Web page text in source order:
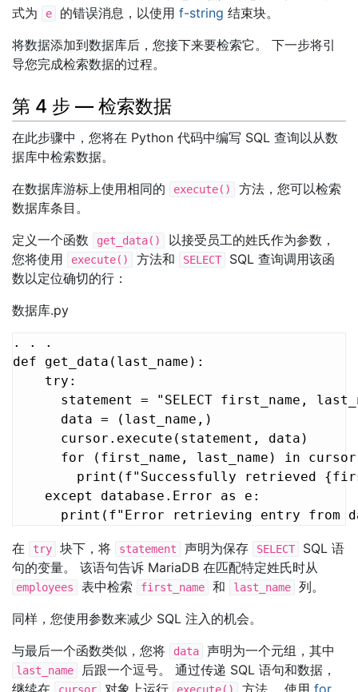
式为
e 的错误消息，以使用 f-string 结束块。
将数据添加到数据库后，您接下来要检索它。 下一步将引
导您完成检索数据的过程。
第 4 步 — 检索数据
在此步骤中，您将在 Python 代码中编写 SQL 查询以从数
据库中检索数据。
在数据库游标上使用相同的
execute()
方法，您可以检索
数据库条目。
定义一个函数
get_data()
以接受员工的姓氏作为参数，
您将使用
execute() 方法和 SELECT
SQL 查询调用该函
数以定位确切的行：
数据库.py
. . .
def get_data(last_name):
    try:
statement = "SELECT first_name,
      data = (last_name,)
      cursor.execute(statement, data)
for (first_name, last_name) in
print(f"Successfully retrieved
    except database.Error as e:
print(f"Error retrieving entry from
在 try 块下，将 statement 声明为保存 SELECT
SQL 语
句的变量。 该语句告诉 MariaDB 在匹配特定姓氏时从
employees 表中检索 first_name 和 last_name
列。
同样，您使用参数来减少 SQL 注入的机会。
与最后一个函数类似，您将
data 声明为一个元组，其中
last_name
后跟一个逗号。 通过传递 SQL 语句和数据，
继续在
cursor 对象上运行 execute() 方法。 使用 for